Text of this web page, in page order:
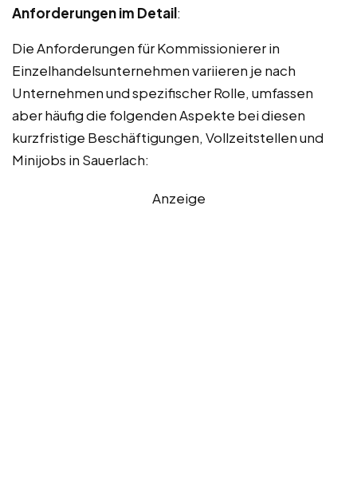
Anforderungen im Detail:
Die Anforderungen für Kommissionierer in
Einzelhandelsunternehmen variieren je nach
Unternehmen und spezifischer Rolle, umfassen
aber häufig die folgenden Aspekte bei diesen
kurzfristige Beschäftigungen, Vollzeitstellen und
Minijobs in Sauerlach:
Anzeige